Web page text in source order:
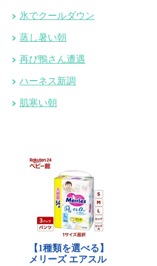
氷でクールダウン
蒸し暑い朝
再び鴨さん遭遇
ハーネス新調
肌寒い朝